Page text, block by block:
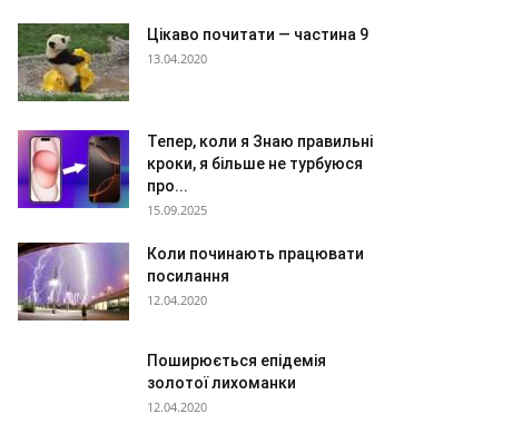
Цікаво почитати — частина 9
13.04.2020
Тепер, коли я Знаю правильні
кроки, я більше не турбуюся
про...
15.09.2025
Коли починають працювати
посилання
12.04.2020
Поширюється епідемія
золотої лихоманки
12.04.2020